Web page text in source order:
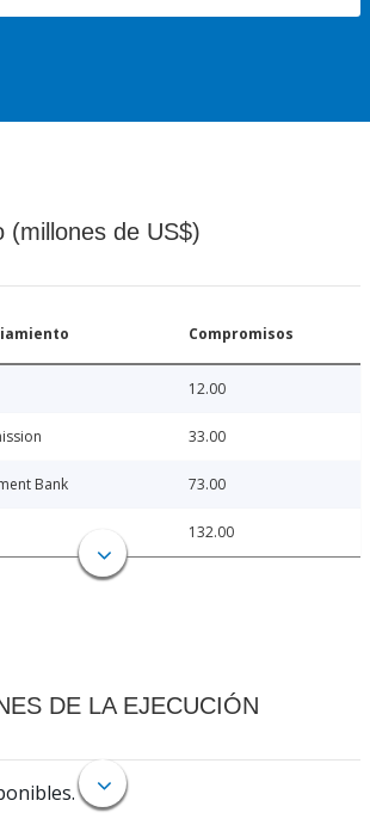
(millones de US$)
Compromisos
12.00
33.00
Bank 73.00
132.00
DE LA EJECUCIÓN